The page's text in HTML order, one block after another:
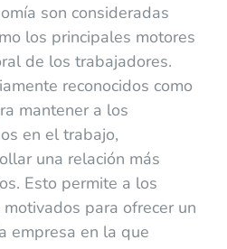
son consideradas
los principales motores
de los trabajadores.
reconocidos como
mantener a los
en el trabajo,
una relación más
Esto permite a los
para ofrecer un
empresa en la que